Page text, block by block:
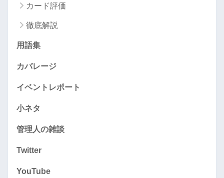
カード評価
徹底解説
用語集
カバレージ
イベントレポート
小ネタ
管理人の雑談
Twitter
YouTube